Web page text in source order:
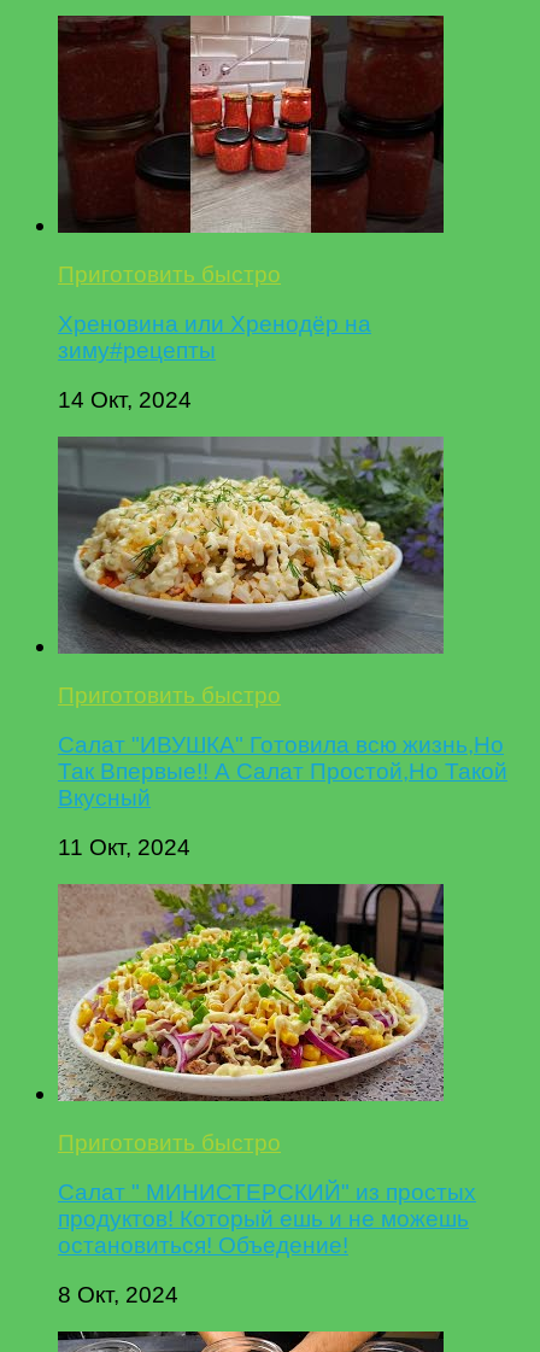
Приготовить быстро
Хреновина или Хренодёр на
зиму#рецепты
14 Окт, 2024
Приготовить быстро
Салат "ИВУШКА" Готовила всю жизнь,Но
Так Впервые!! А Салат Простой,Но Такой
Вкусный
11 Окт, 2024
Приготовить быстро
Салат " МИНИСТЕРСКИЙ" из простых
продуктов! Который ешь и не можешь
остановиться! Объедение!
8 Окт, 2024